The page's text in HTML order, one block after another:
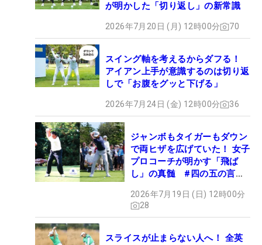
が明かした「切り返し」の新常識
2026年7月20日 (月) 12時00分 70
スイング軸を考えるからダフる！
アイアン上手が意識するのは切り返
しで「お腹をグッと下げる」
2026年7月24日 (金) 12時00分 36
ジャンボもタイガーもダウン
で両ヒザを広げていた！ 女子
プロコーチが明かす「飛ば
し」の真髄 #四の五の言わ
2026年7月19日 (日) 12時00分
28
スライスが止まらない人へ！ 全英